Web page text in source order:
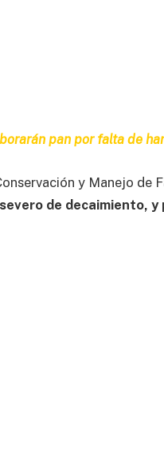
pan por falta de
y Manejo de
de decaimiento,